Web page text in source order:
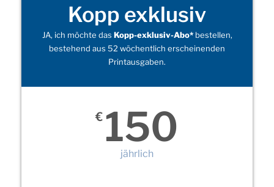
Kopp exklusiv
JA, ich möchte das Kopp-exklusiv-Abo*bestellen,
bestehend aus 52 wöchentlich erscheinenden
Printausgaben.
€ 150
jährlich